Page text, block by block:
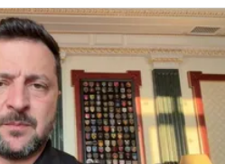
санкції проти Росії й
до спільного проєкту
вчителям підвищать